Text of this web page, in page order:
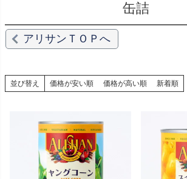
缶詰
アリサンＴＯＰへ
並び替え 価格が安い順 価格が高い順 新着順